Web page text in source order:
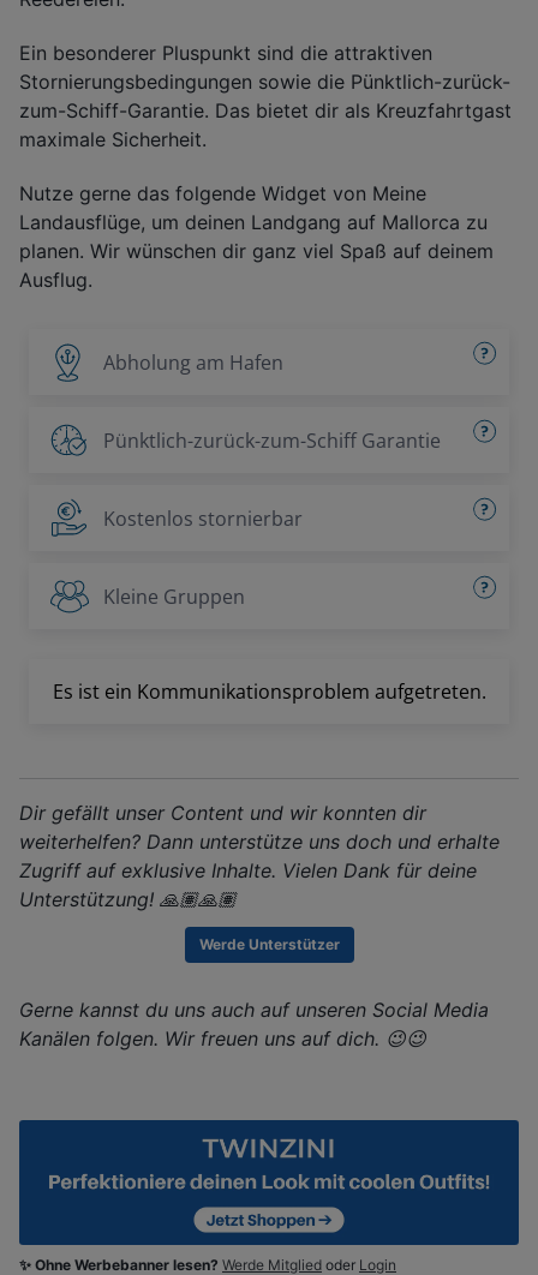
Ein besonderer Pluspunkt sind die attraktiven
Stornierungsbedingungen sowie die Pünktlich-zurück-
zum-Schiff-Garantie. Das bietet dir als Kreuzfahrtgast
maximale Sicherheit.
Nutze gerne das folgende Widget von Meine
Landausflüge, um deinen Landgang auf Mallorca zu
planen. Wir wünschen dir ganz viel Spaß auf deinem
Ausflug.
Dir gefällt unser Content und wir konnten dir
weiterhelfen? Dann unterstütze uns doch und erhalte
Zugriff auf exklusive Inhalte. Vielen Dank für deine
Unterstützung! 🙏🏽🙏🏽
Werde Unterstützer
Gerne kannst du uns auch auf unseren Social Media
Kanälen folgen. Wir freuen uns auf dich. 😉😉
✨ Ohne Werbebanner lesen? Werde Mitglied oder Login